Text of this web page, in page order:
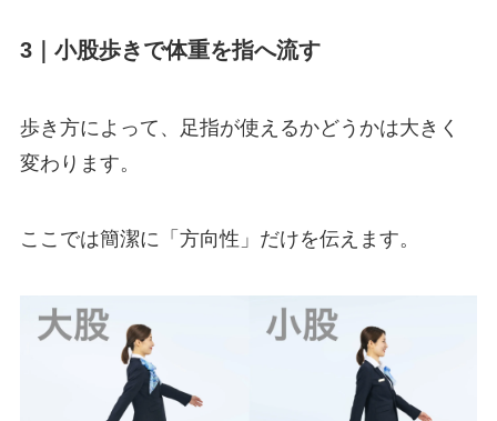
3｜小股歩きで体重を指へ流す
歩き方によって、足指が使えるかどうかは大きく
変わります。
ここでは簡潔に「方向性」だけを伝えます。